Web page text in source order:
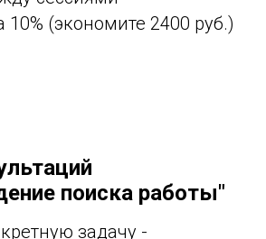
10% (экономите 2400 руб.)
поиска работы"
задачу -